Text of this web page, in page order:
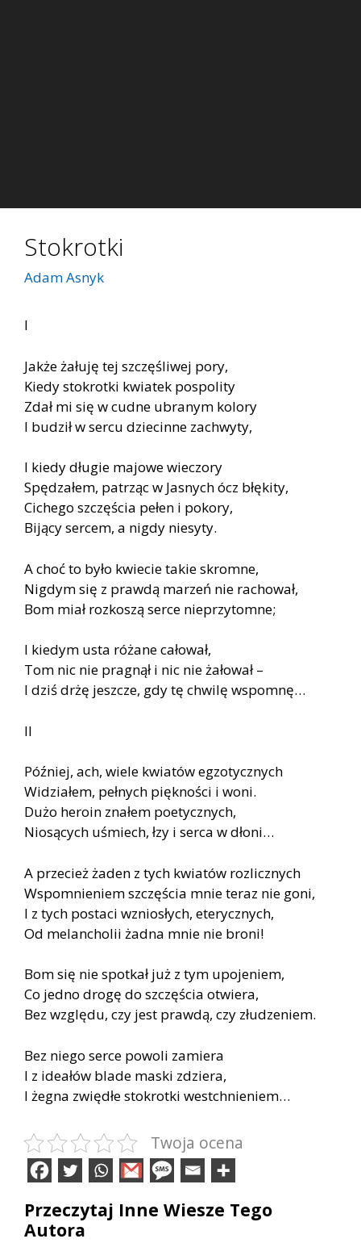
Stokrotki
Adam Asnyk
I
Jakże żałuję tej szczęśliwej pory,
Kiedy stokrotki kwiatek pospolity
Zdał mi się w cudne ubranym kolory
I budził w sercu dziecinne zachwyty,
I kiedy długie majowe wieczory
Spędzałem, patrząc w Jasnych ócz błękity,
Cichego szczęścia pełen i pokory,
Bijący sercem, a nigdy niesyty.
A choć to było kwiecie takie skromne,
Nigdym się z prawdą marzeń nie rachował,
Bom miał rozkoszą serce nieprzytomne;
I kiedym usta różane całował,
Tom nic nie pragnął i nic nie żałował –
I dziś drżę jeszcze, gdy tę chwilę wspomnę…
II
Później, ach, wiele kwiatów egzotycznych
Widziałem, pełnych piękności i woni.
Dużo heroin znałem poetycznych,
Niosących uśmiech, łzy i serca w dłoni…
A przecież żaden z tych kwiatów rozlicznych
Wspomnieniem szczęścia mnie teraz nie goni,
I z tych postaci wzniosłych, eterycznych,
Od melancholii żadna mnie nie broni!
Bom się nie spotkał już z tym upojeniem,
Co jedno drogę do szczęścia otwiera,
Bez względu, czy jest prawdą, czy złudzeniem.
Bez niego serce powoli zamiera
I z ideałów blade maski zdziera,
I żegna zwiędłe stokrotki westchnieniem…
Twoja ocena
Przeczytaj Inne Wiesze Tego
Autora